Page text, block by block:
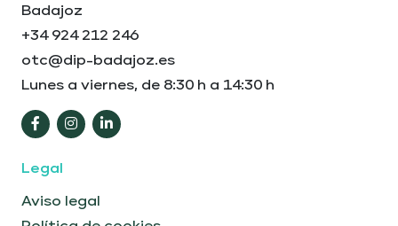
Badajoz
+34 924 212 246
otc@dip-badajoz.es
Lunes a viernes, de 8:30 h a 14:30 h
Legal
Aviso legal